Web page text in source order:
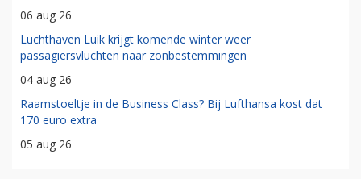
06 aug 26
Luchthaven Luik krijgt komende winter weer
passagiersvluchten naar zonbestemmingen
04 aug 26
Raamstoeltje in de Business Class? Bij Lufthansa kost dat
170 euro extra
05 aug 26